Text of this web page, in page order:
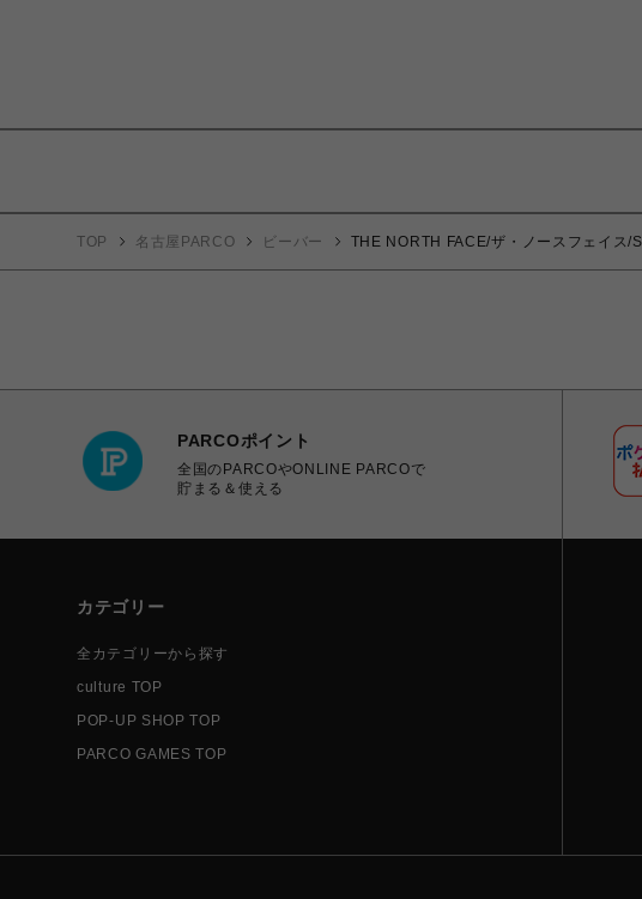
TOP 名古屋PARCO ビーバー THE NORTH FACE/ザ・ノースフェイス
PARCOポイント
全国のPARCOやONLINE PARCOで
貯まる＆使える
カテゴリー
全カテゴリーから探す
culture TOP
POP-UP SHOP TOP
PARCO GAMES TOP